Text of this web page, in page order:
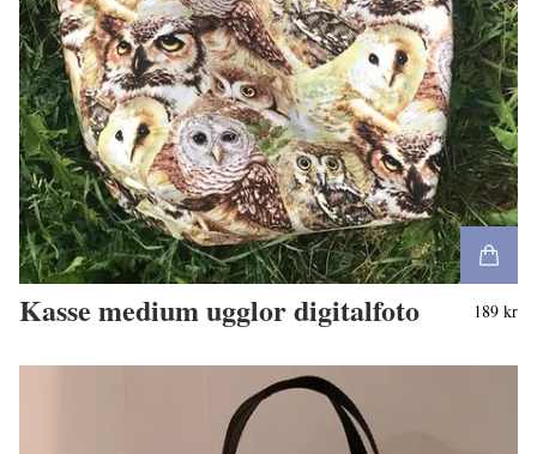
Kasse medium ugglor digitalfoto 189 kr